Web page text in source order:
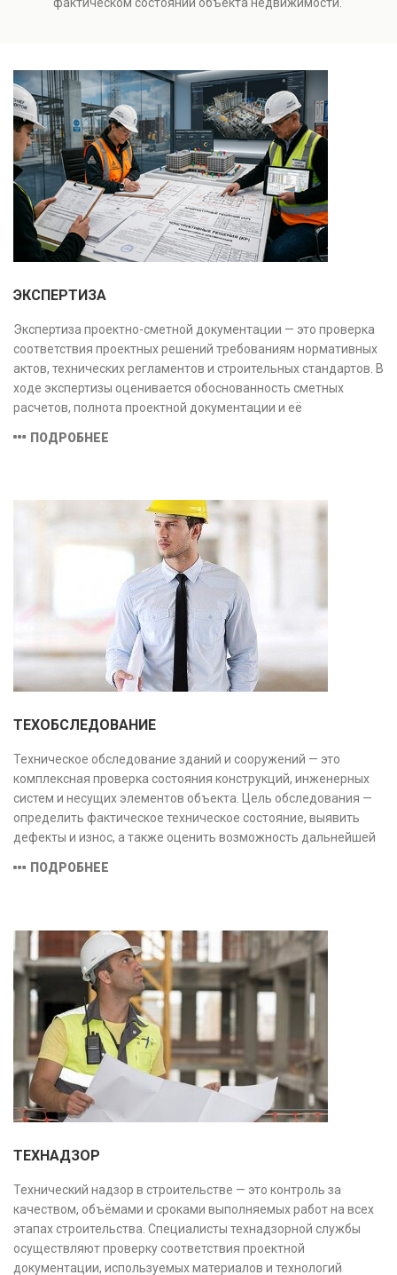
Результатом является официальное техническое
качества строительства, подготовки к реконструкции,
оценки рисков и судебных разбирательств.
Результатом является официальное техническое
заключение, имеющее юридическую силу.
ЭКСПЕРТИЗА
Экспертиза проектно-сметной документации — это проверка
соответствия проектных решений требованиям нормативных
актов, технических регламентов и строительных стандартов. В
ходе экспертизы оценивается обоснованность сметных
расчетов, полнота проектной документации и её
предотвратить ошибки на этапе строительства и
ПОДРОБНЕЕ
ТЕХОБСЛЕДОВАНИЕ
Техническое обследование зданий и сооружений — это
комплексная проверка состояния конструкций, инженерных
систем и несущих элементов объекта. Цель обследования —
определить фактическое техническое состояние, выявить
дефекты и износ, а также оценить возможность дальнейшей
ПОДРОБНЕЕ
ТЕХНАДЗОР
Технический надзор в строительстве — это контроль за
качеством, объёмами и сроками выполняемых работ на всех
этапах строительства. Специалисты технадзорной службы
осуществляют проверку соответствия проектной
документации, используемых материалов и технологий